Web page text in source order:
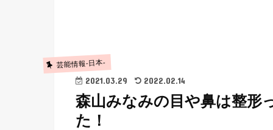
芸能情報-日本-
2021.03.29 2022.02.14
森山みなみの目や鼻は整形
た！